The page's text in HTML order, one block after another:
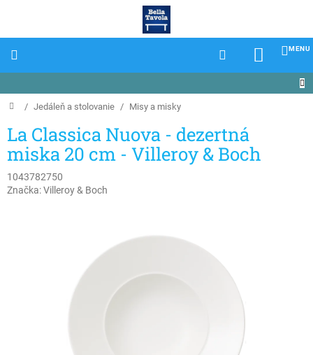
Domov
/ Jedáleň a stolovanie / Misy a misky
La Classica Nuova - dezertná
miska 20 cm - Villeroy & Boch
1043782750
Značka:Villeroy & Boch